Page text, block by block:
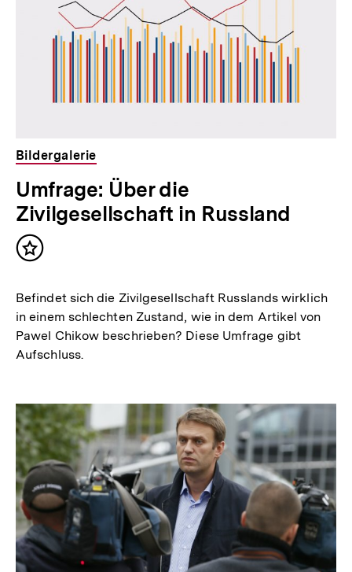
Bildergalerie
Umfrage: Über die
Zivilgesellschaft in Russland
Inhalt
Befindet sich die Zivilgesellschaft Russlands wirklich
in einem schlechten Zustand, wie in dem Artikel von
Pawel Chikow beschrieben? Diese Umfrage gibt
Aufschluss.